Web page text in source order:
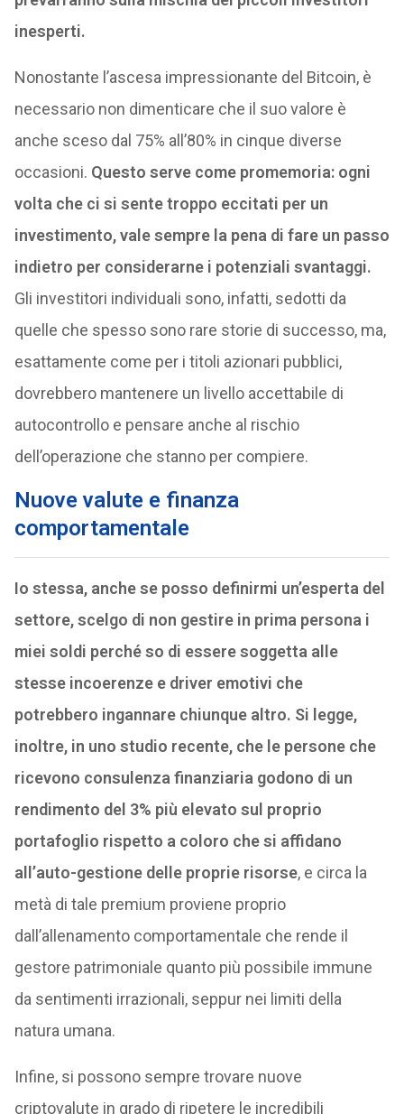
inesperti.
Nonostante l’ascesa impressionante del Bitcoin, è
necessario non dimenticare che il suo valore è
anche sceso dal 75% all’80% in cinque diverse
occasioni. Questo serve come promemoria: ogni
volta che ci si sente troppo eccitati per un
investimento, vale sempre la pena di fare un passo
indietro per considerarne i potenziali svantaggi.
Gli investitori individuali sono, infatti, sedotti da
quelle che spesso sono rare storie di successo, ma,
esattamente come per i titoli azionari pubblici,
dovrebbero mantenere un livello accettabile di
autocontrollo e pensare anche al rischio
dell’operazione che stanno per compiere.
Nuove valute e finanza
comportamentale
Io stessa, anche se posso definirmi un’esperta del
settore, scelgo di non gestire in prima persona i
miei soldi perché so di essere soggetta alle
stesse incoerenze e driver emotivi che
potrebbero ingannare chiunque altro. Si legge,
inoltre, in uno studio recente, che le persone che
ricevono consulenza finanziaria godono di un
rendimento del 3% più elevato sul proprio
portafoglio rispetto a coloro che si affidano
all’auto-gestione delle proprie risorse, e circa la
metà di tale premium proviene proprio
dall’allenamento comportamentale che rende il
gestore patrimoniale quanto più possibile immune
da sentimenti irrazionali, seppur nei limiti della
natura umana.
Infine, si possono sempre trovare nuove
criptovalute in grado di ripetere le incredibili